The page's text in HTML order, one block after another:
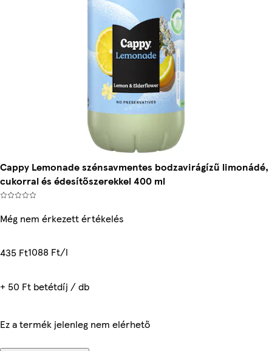
Cappy Lemonade szénsavmentes bodzavirágízű limonádé,
cukorral és édesítőszerekkel 400 ml
Még nem érkezett értékelés
435 Ft1088 Ft/l
+ 50 Ft betétdíj / db
Ez a termék jelenleg nem elérhető